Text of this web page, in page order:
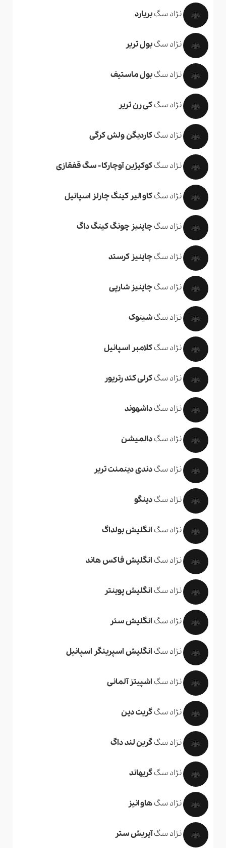
نژاد سگبریارد
نژاد سگبول تریر
نژاد سگبول ماستیف
نژاد سگکی رن تریر
نژاد سگکاردیگن ولش کرگی
نژاد سگکوکیژین آوچارکا- سگ قفقازی
نژاد سگکاوالیر کینگ چارلز اسپانیل
نژاد سگچاینیز چونگ کینگ داگ
نژاد سگچاینیز کرستد
نژاد سگچاینیز شارپی
نژاد سگشینوک
نژاد سگکلامبر اسپانیل
نژاد سگکرلی کتد رتریور
نژاد سگداشهوند
نژاد سگدالمیشن
نژاد سگدندی دینمنت تریر
نژاد سگدینگو
نژاد سگ انگلیش بولداگ
نژاد سگ انگلیش فاکس هاند
نژاد سگ انگلیش پوینتر
نژاد سگ انگلیش ستر
نژاد سگ انگلیش اسپرینگر اسپانیل
نژاد سگ اشپیتز آلمانی
نژاد سگگریت دین
نژاد سگگرین لند داگ
نژاد سگگریهاند
نژاد سگهاوانیز
نژاد سگآیریش ستر